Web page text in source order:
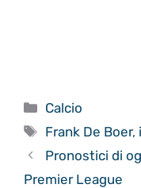
Categorie
Calcio
Tag
Frank De Boer,
Pronostici di
Premier League